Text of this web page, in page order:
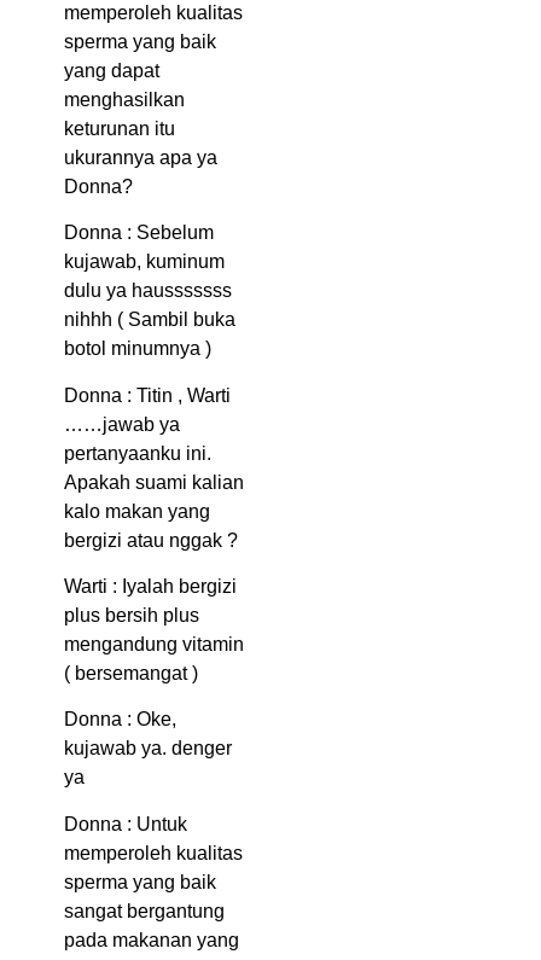
memperoleh kualitas
sperma yang baik
yang dapat
menghasilkan
keturunan itu
ukurannya apa ya
Donna?
Donna : Sebelum
kujawab, kuminum
dulu ya hausssssss
nihhh ( Sambil buka
botol minumnya )
Donna : Titin , Warti
……jawab ya
pertanyaanku ini.
Apakah suami kalian
kalo makan yang
bergizi atau nggak ?
Warti : Iyalah bergizi
plus bersih plus
mengandung vitamin
( bersemangat )
Donna : Oke,
kujawab ya. denger
ya
Donna : Untuk
memperoleh kualitas
sperma yang baik
sangat bergantung
pada makanan yang